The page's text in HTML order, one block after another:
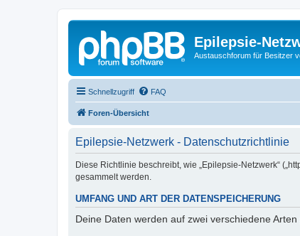
Epilepsie-
Austauschforum für Besitzer
Schnellzugriff FAQ
Foren-Übersicht
Epilepsie-Netzwerk - Datenschutzrichtlinie
Diese Richtlinie beschreibt, wie „Epilepsie-Netzwerk“
gesammelt werden.
UMFANG UND ART DER DATENSPEICHERUNG
Deine Daten werden auf zwei verschiedene